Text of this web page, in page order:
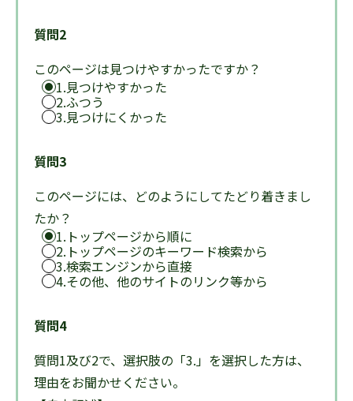
質問2
このページは見つけやすかったですか？
1.見つけやすかった
2.ふつう
3.見つけにくかった
質問3
このページには、どのようにしてたどり着きまし
たか？
1.トップページから順に
2.トップページのキーワード検索から
3.検索エンジンから直接
4.その他、他のサイトのリンク等から
質問4
質問1及び2で、選択肢の「3.」を選択した方は、
理由をお聞かせください。